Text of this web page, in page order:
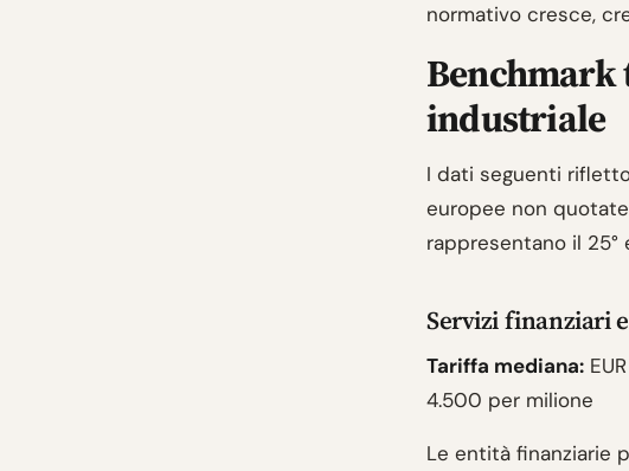
normativo cresce,
industriale
I dati seguenti
europee non quotate
rappresentano il
Servizi finanziari
Tariffa mediana:
4.500 per milione
Le entità finanziarie